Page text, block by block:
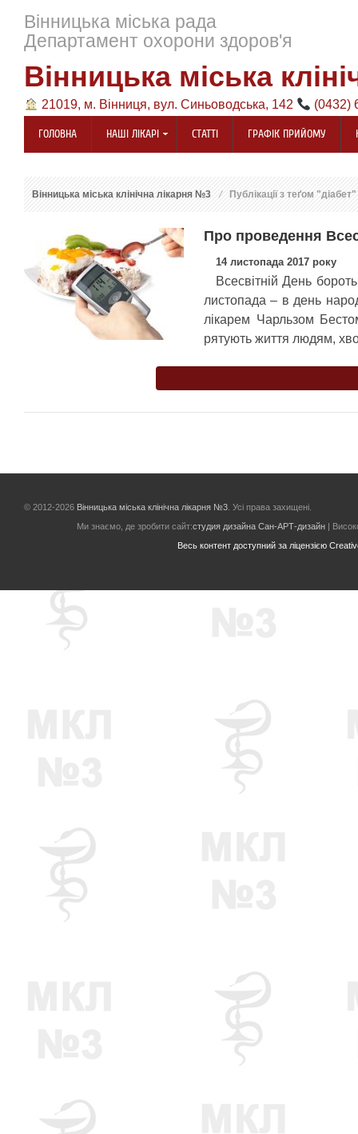
Вінницька міська рада
Департамент охорони здоров'я
Вінницька міська
21019, м. Вінниця, вул. Синьоводська, 142 (0432)
ГОЛОВНА НАШІ ЛІКАРІ СТАТТІ ГРАФІК ПРИЙОМУ
Вінницька міська клінічна лікарня №3 Публікації з теґом "діабет"
Про проведення
14 листопада 2017 року
Всесвітній День
листопада – в день
лікарем Чарльзом
рятують життя людям,
© 2012-2026 Вінницька міська клінічна лікарня №3 . Усі права захищені.
Ми знаємо, де зробити сайт:студия дизайна Сан-АРТ-дизайн|
Весь контент доступний за ліцензією